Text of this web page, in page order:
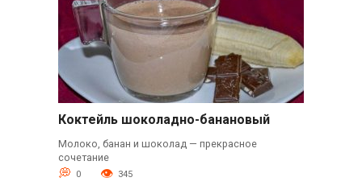
Коктейль шоколадно-банановый
Молоко, банан и шоколад — прекрасное
сочетание
0 345